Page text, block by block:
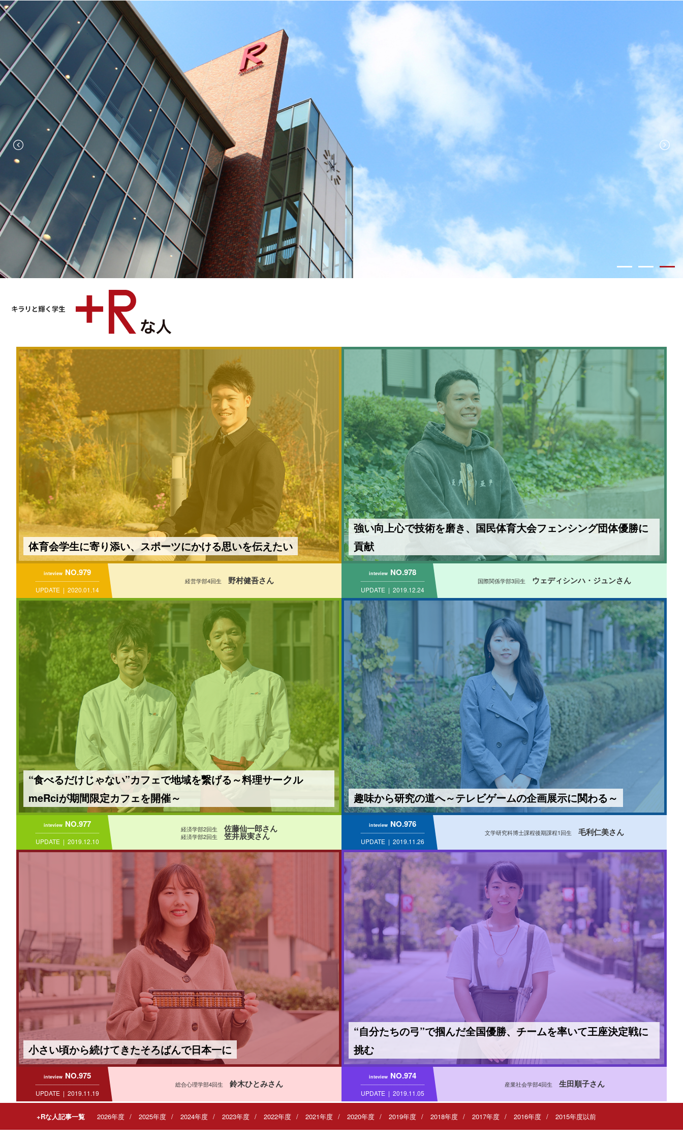
体育会学生に寄り添い、スポーツにかける思いを伝えたい
inteview NO.979
UPDATE 2020.01.14
経営学部4回生 野村健吾さん
強い向上心で技術を磨き、国民体育大会フェンシング団体優勝に
貢献
inteview NO.978
UPDATE 2019.12.24
国際関係学部3回生 ウェディシンハ・ジュンさん
“食べるだけじゃない”カフェで地域を繋げる～料理サークル
meRciが期間限定カフェを開催～
inteview NO.977
UPDATE 2019.12.10
経済学部2回生 佐藤仙一郎さん
経済学部2回生 笠井辰実さん
趣味から研究の道へ～テレビゲームの企画展示に関わる～
inteview NO.976
UPDATE 2019.11.26
文学研究科博士課程後期課程1回生 毛利仁美さん
小さい頃から続けてきたそろばんで日本一に
inteview NO.975
UPDATE 2019.11.19
総合心理学部4回生 鈴木ひとみさん
“自分たちの弓”で掴んだ全国優勝、チームを率いて王座決定戦に
挑む
inteview NO.974
UPDATE 2019.11.05
産業社会学部4回生 生田順子さん
+Rな人記事一覧 2026年度 2025年度 2024年度 2023年度 2022年度 2021年度 2020年度 2019年度 2018年度 2017年度 2016年度 2015年度以前